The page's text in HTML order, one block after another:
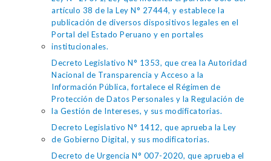
artículo 38 de la Ley N° 27444, y establece la
publicación de diversos dispositivos legales en el
Portal del Estado Peruano y en portales
institucionales.
Decreto Legislativo N° 1353, que crea la Autoridad
Nacional de Transparencia y Acceso a la
Información Pública, fortalece el Régimen de
Protección de Datos Personales y la Regulación de
la Gestión de Intereses, y sus modificatorias.
Decreto Legislativo N° 1412, que aprueba la Ley
de Gobierno Digital, y sus modificatorias.
Decreto de Urgencia N° 007-2020, que aprueba el